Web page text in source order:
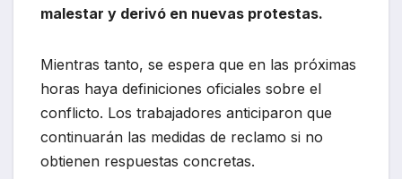
malestar y derivó en nuevas protestas.
Mientras tanto, se espera que en las próximas
horas haya definiciones oficiales sobre el
conflicto. Los trabajadores anticiparon que
continuarán las medidas de reclamo si no
obtienen respuestas concretas.